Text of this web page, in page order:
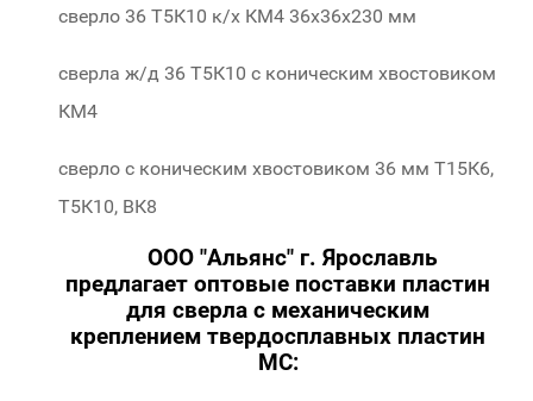
сверло 36 Т5К10 к/х КМ4 36х36х230 мм
сверла ж/д 36 Т5К10 с коническим хвостовиком
КМ4
сверло с коническим хвостовиком 36 мм Т15К6,
Т5К10, ВК8
ООО "Альянс" г. Ярославль
предлагает оптовые поставки пластин
для сверла с механическим
креплением твердосплавных пластин
МС: